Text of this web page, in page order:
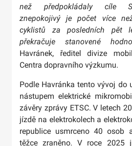
než předpokládaly cíle
znepokojivý je počet více
cyklistů za posledních pět
překračuje stanovené
Havránek, ředitel divize
Centra dopravního výzkumu.
Podle Havránka tento vývoj do
nástupem elektrické
závěry zprávy ETSC. V letech
jízdě na elektrokolech a
republice usmrceno 40 osob
těžce zraněno. V roce 2025